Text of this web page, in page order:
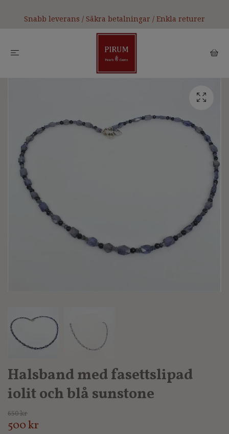
Snabb leverans / Säkra betalningar / Enkla returer
Halsband med fasettslipad
iolit och blå sunstone
650 kr
500 kr